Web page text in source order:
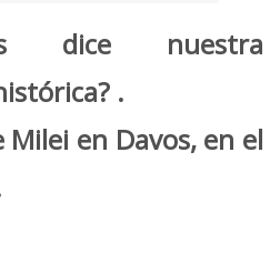
dice nuestra
.
Milei en Davos, en el